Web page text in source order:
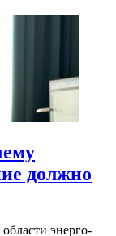
должно
энерго-